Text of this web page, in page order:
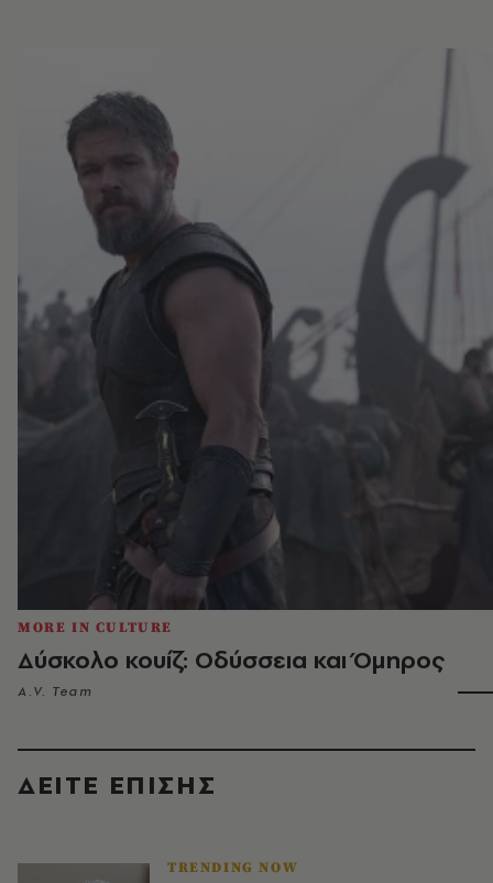
MORE IN CULTURE
Δύσκολο κουίζ: Οδύσσεια και Όμηρος
A.V. Team
ΔΕΙΤΕ ΕΠΙΣΗΣ
TRENDING NOW